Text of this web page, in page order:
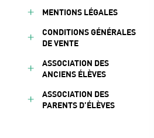
MENTIONS LÉGALES
CONDITIONS GÉNÉRALES
DE VENTE
ASSOCIATION DES
ANCIENS ÉLÈVES
ASSOCIATION DES
PARENTS D’ÉLÈVES